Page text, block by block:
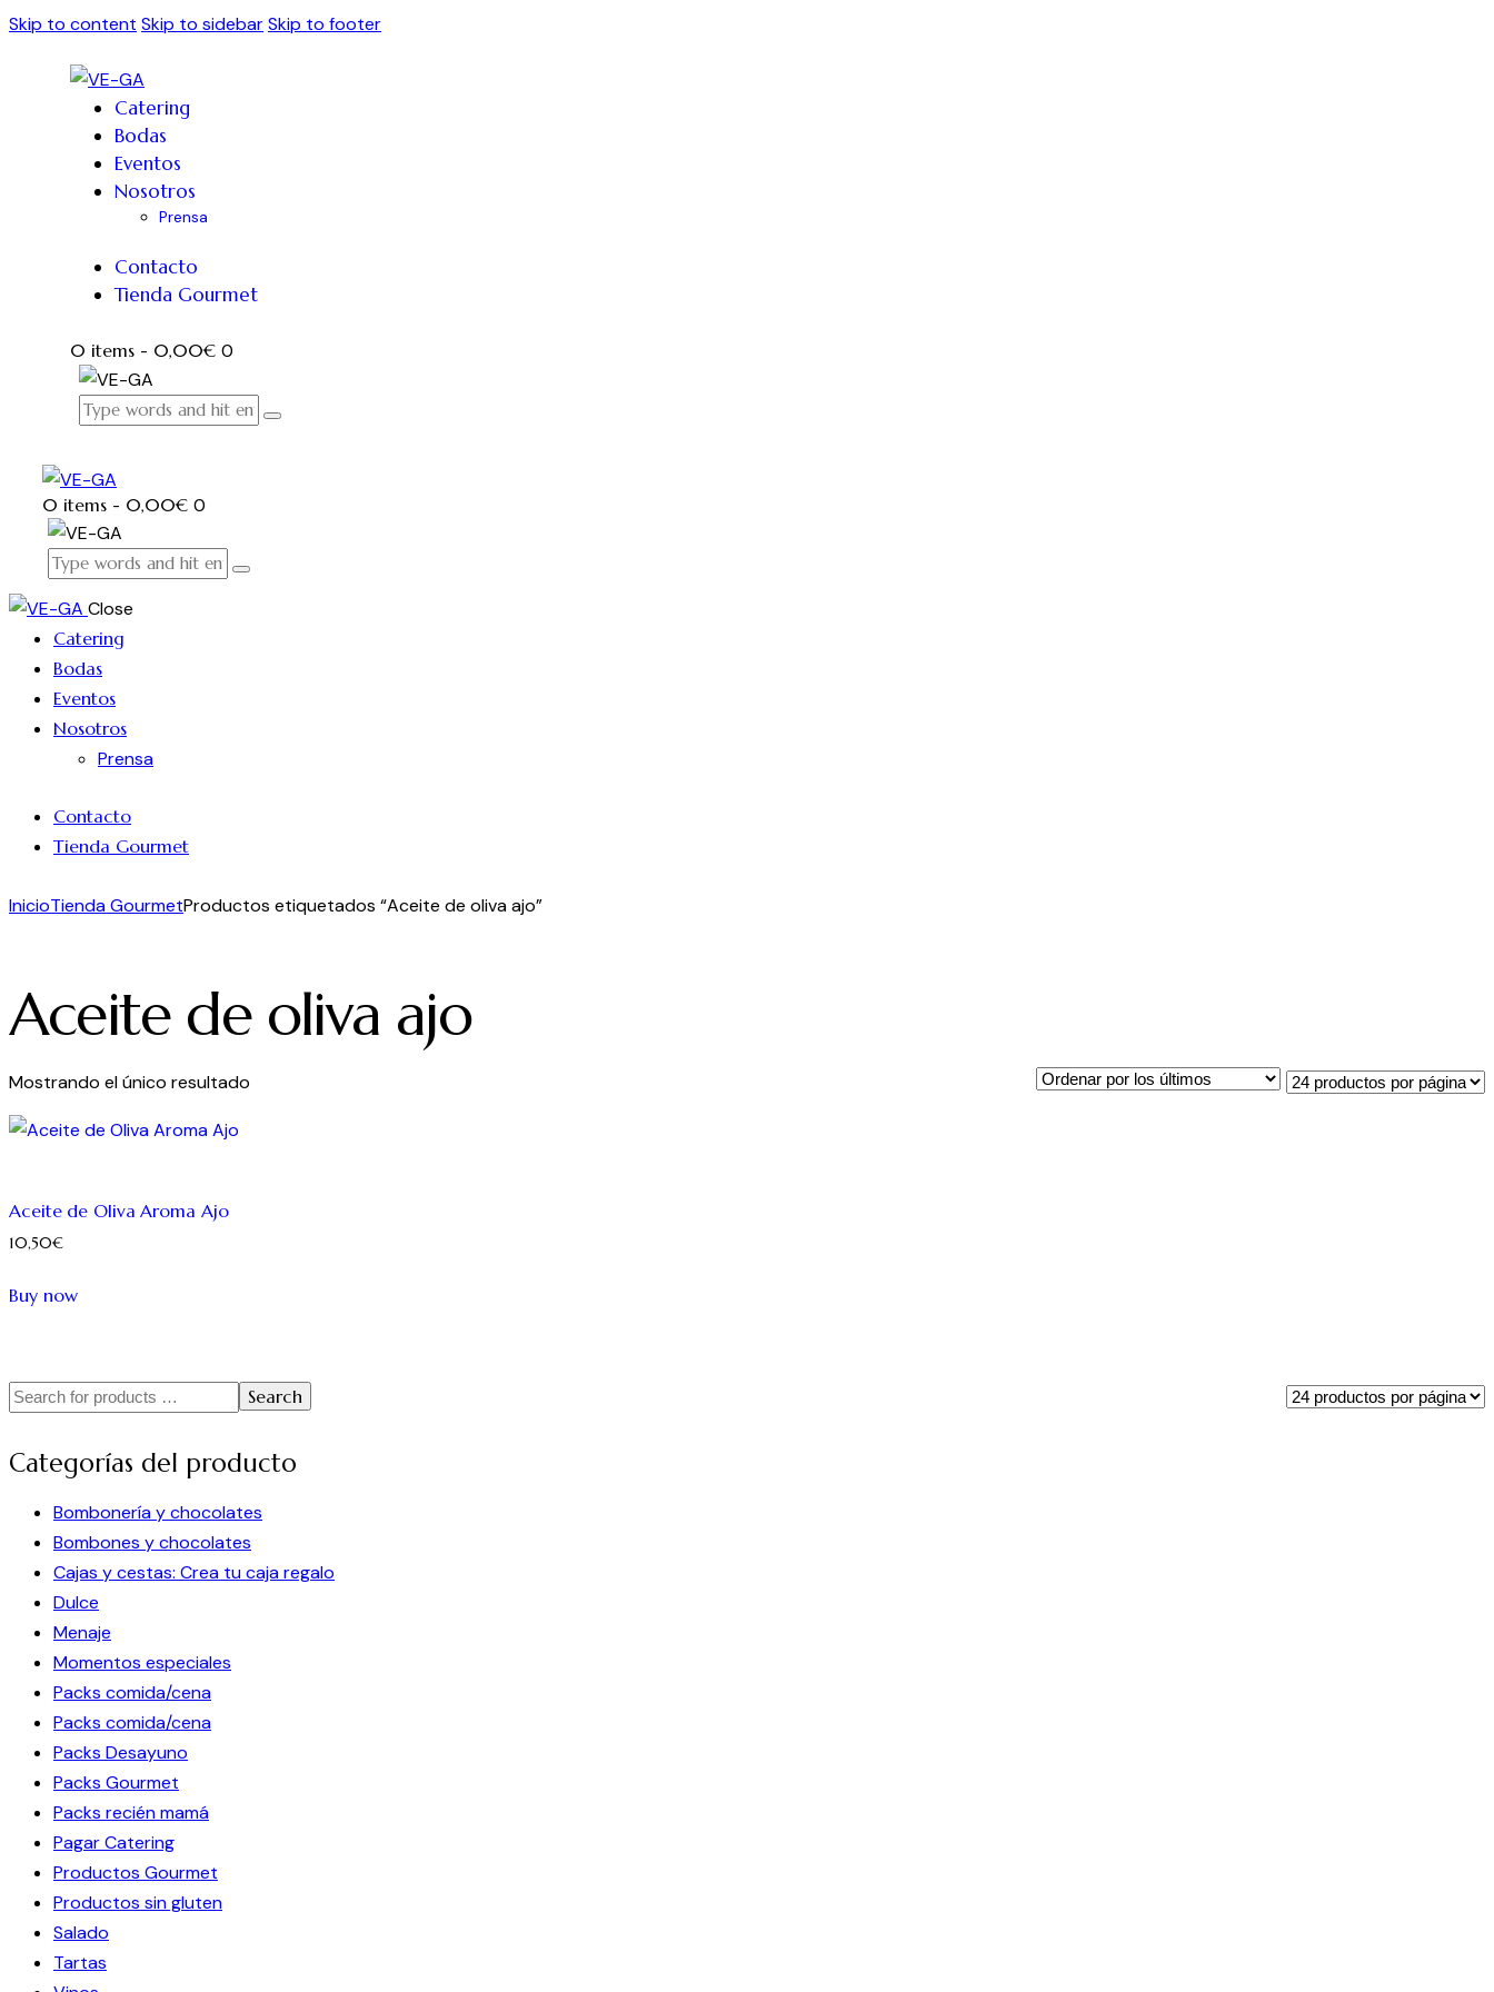
Skip to content Skip to sidebarSkip to footer
Catering
Bodas
Eventos
Nosotros
Prensa
Contacto
Tienda Gourmet
0 items - 0,00€ 0
0 items - 0,00€ 0
Close
Catering
Bodas
Eventos
Nosotros
Prensa
Contacto
Tienda Gourmet
InicioTienda GourmetProductos etiquetados “Aceite de oliva ajo”
Aceite de oliva ajo
Mostrando el único resultado
Aceite de Oliva Aroma Ajo
10,50€
Buy now
Search
Categorías del producto
Bombonería y chocolates
Bombones y chocolates
Cajas y cestas: Crea tu caja regalo
Dulce
Menaje
Momentos especiales
Packs comida/cena
Packs comida/cena
Packs Desayuno
Packs Gourmet
Packs recién mamá
Pagar Catering
Productos Gourmet
Productos sin gluten
Salado
Tartas